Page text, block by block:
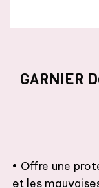
GARNIER
• Offre une
et les